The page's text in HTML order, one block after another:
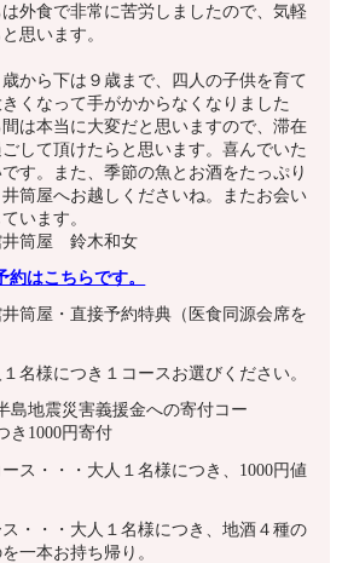
外食で非常に苦労しましたので、気軽
思います。
から下は９歳まで、四人の子供を育て
くなって手がかからなくなりました
は本当に大変だと思いますので、滞在
して頂けたらと思います。喜んでいた
す。また、季節の魚とお酒をたっぷり
筒屋へお越しくださいね。またお会い
います。
井筒屋 鈴木和女
はこちらです。
筒屋・直接予約特典（医食同源会席を
名様につき１コースお選びください。
島地震災害義援金への寄付コー
き1000円寄付
ス・・・大人１名様につき、1000円値
・・・大人１名様につき、地酒４種の
一本お持ち帰り。